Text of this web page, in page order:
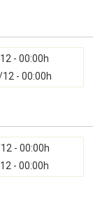
- 00:00h
- 00:00h
- 00:00h
- 00:00h